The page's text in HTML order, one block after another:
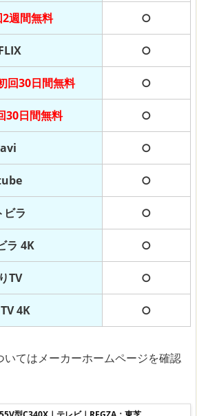
週間無料 ○
○
回30日間無料 ○
30日間無料 ○
○
○
ビラ ○
ラ 4K ○
TV ○
4K ○
いてはメーカーホームページを確認